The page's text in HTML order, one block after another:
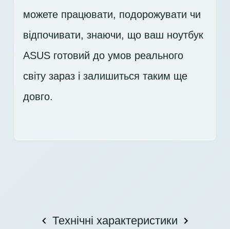
можете працювати, подорожувати чи
відпочивати, знаючи, що ваш ноутбук
ASUS готовий до умов реального
світу зараз і залишиться таким ще
довго.
Технічні характеристики